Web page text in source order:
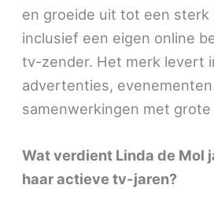
en groeide uit tot een sterk
inclusief een eigen online
tv-zender. Het merk levert
advertenties,
samenwerkingen met grote
Wat verdient Linda de Mol
haar actieve tv-jaren?